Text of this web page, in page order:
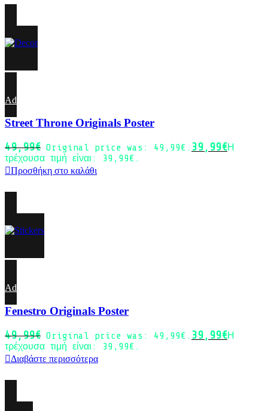
Add to wishlist
Street Throne Originals Poster
49,99€ Original price was: 49,99€. 39,99€Η
τρέχουσα τιμή είναι: 39,99€.
Προσθήκη στο καλάθι
Add to wishlist
Fenestro Originals Poster
49,99€ Original price was: 49,99€. 39,99€Η
τρέχουσα τιμή είναι: 39,99€.
Διαβάστε περισσότερα